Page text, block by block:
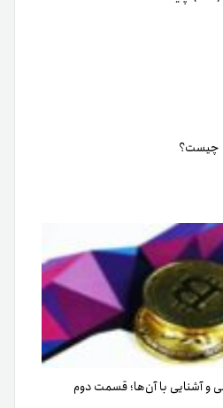
و آشنایی با آن‌ها؛ قسمت دوم